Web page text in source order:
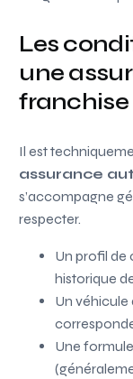
Les
une
franchise
Il est
assurance
s’accompagne
respecter.
Un profil
historique
Un véhicule
Une